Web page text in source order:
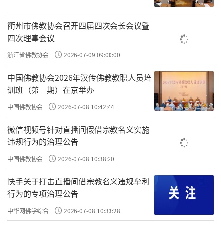
衢州市佛教协会召开四届四次会长会议暨
四次理事会议
浙江省佛教协会 2026-07-09 09:00:00
中国佛教协会2026年汉传佛教教职人员培
训班（第一期）在京举办
中国佛教协会 2026-07-08 10:42:44
微信视频号针对直播间假借宗教名义实施
违规行为的治理公告
中国佛教协会 2026-07-08 10:38:20
快手关于打击直播间借宗教名义违规牟利
行为的专项治理公告
中华网佛学综合 2026-07-08 10:33:28